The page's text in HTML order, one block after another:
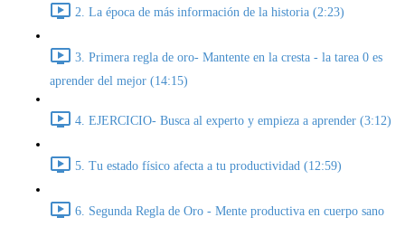
2. La época de más información de la historia (2:23)
3. Primera regla de oro- Mantente en la cresta - la tarea 0 es
aprender del mejor (14:15)
4. EJERCICIO- Busca al experto y empieza a aprender (3:12)
5. Tu estado físico afecta a tu productividad (12:59)
6. Segunda Regla de Oro - Mente productiva en cuerpo sano